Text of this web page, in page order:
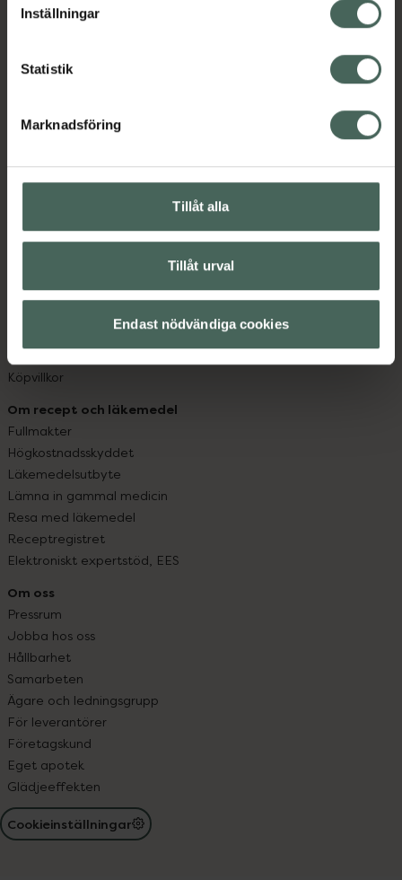
Inställningar
Statistik
Marknadsföring
Tillåt alla
Tillåt urval
Endast nödvändiga cookies
syd till Lappland i norr, och online i mobilen och på
hjälpa just dig att må lite bättre. Välkommen att prata
med oss.
Kundservice
Hitta apotek
Leverans, betalning och retur
Sajtens tillgänglighet
App
Köpvillkor
Om recept och läkemedel
Fullmakter
Högkostnadsskyddet
Läkemedelsutbyte
Lämna in gammal medicin
Resa med läkemedel
Receptregistret
Elektroniskt expertstöd, EES
Om oss
Pressrum
Jobba hos oss
Hållbarhet
Samarbeten
Ägare och ledningsgrupp
För leverantörer
Företagskund
Eget apotek
Glädjeeffekten
Cookieinställningar